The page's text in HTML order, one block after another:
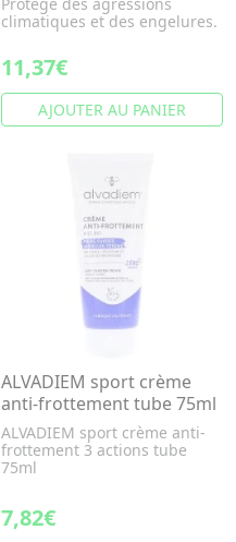
climatiques et des engelures.
11,37€
AJOUTER AU PANIER
ALVADIEM sport crème
anti-frottement tube 75ml
ALVADIEM sport crème anti-
frottement 3 actions tube
75ml
7,82€